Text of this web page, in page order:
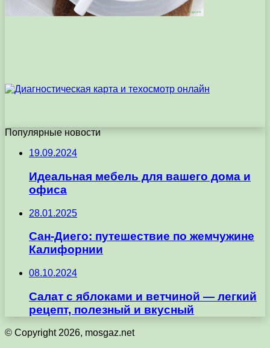
Популярные новости
19.09.2024
Идеальная мебель для вашего дома и
офиса
28.01.2025
Сан-Диего: путешествие по жемчужине
Калифорнии
08.10.2024
Салат с яблоками и ветчиной — легкий
рецепт, полезный и вкусный
© Copyright 2026, mosgaz.net